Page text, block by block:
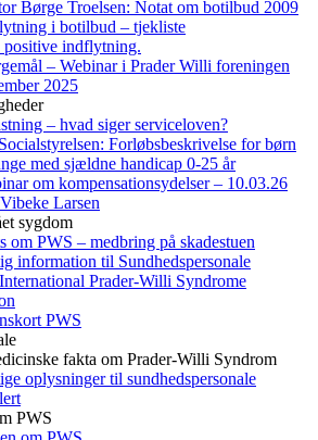
Børge Troelsen: Notat om botilbud 2009
i botilbud – tjekliste
positive indflytning.
– Webinar i Prader Willi foreningen
2025
– hvad siger serviceloven?
Forløbsbeskrivelse for børn
med sjældne handicap 0-25 år
om kompensationsydelser – 10.03.26
Larsen
sygdom
om PWS – medbring på skadestuen
information til Sundhedspersonale
Prader-Willi Syndrome
PWS
fakta om Prader-Willi Syndrom
oplysninger til sundhedspersonale
PWS